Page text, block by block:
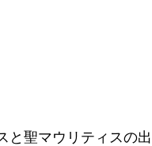
と聖マウリティスの